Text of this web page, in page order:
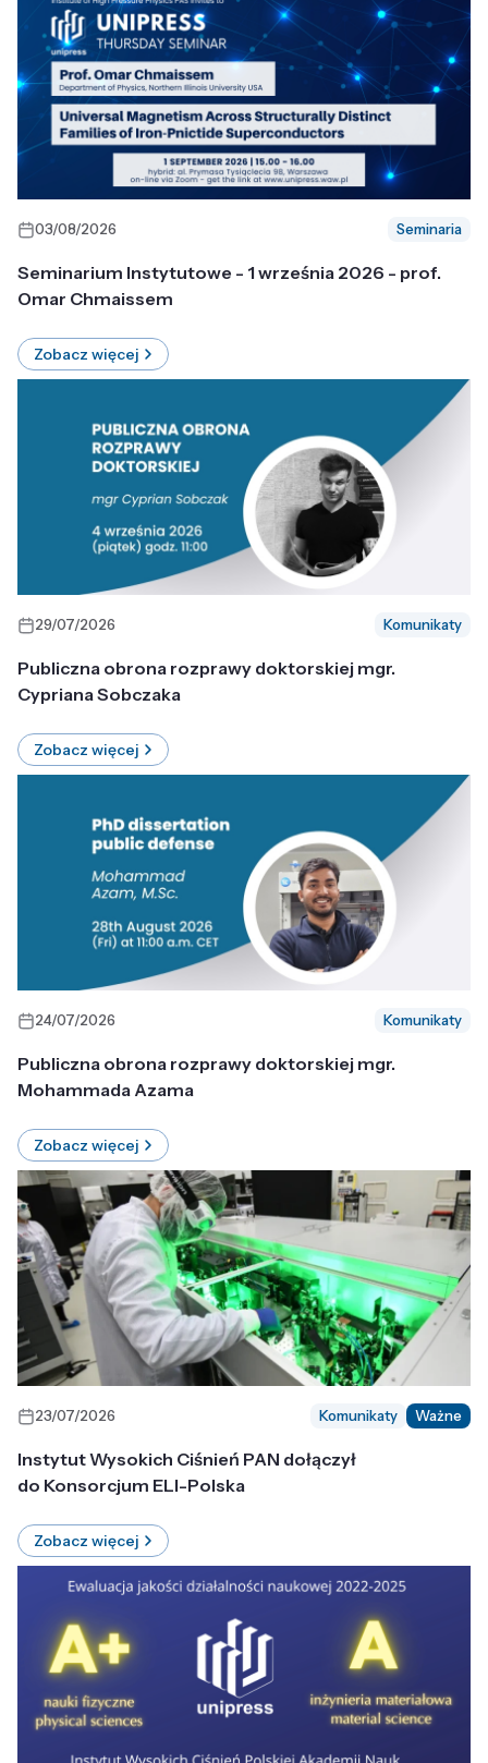
03/08/2026 Seminaria
Seminarium Instytutowe - 1 września 2026 - prof.
Omar Chmaissem
Zobacz więcej
29/07/2026 Komunikaty
Publiczna obrona rozprawy doktorskiej mgr.
Cypriana Sobczaka
Zobacz więcej
24/07/2026 Komunikaty
Publiczna obrona rozprawy doktorskiej mgr.
Mohammada Azama
Zobacz więcej
23/07/2026 Komunikaty Ważne
Instytut Wysokich Ciśnień PAN dołączył
do Konsorcjum ELI-Polska
Zobacz więcej